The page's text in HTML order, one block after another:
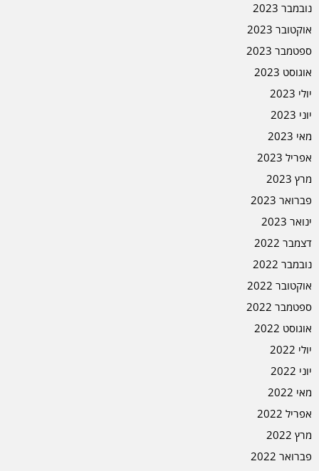
נובמבר 2023
אוקטובר 2023
ספטמבר 2023
אוגוסט 2023
יולי 2023
יוני 2023
מאי 2023
אפריל 2023
מרץ 2023
פברואר 2023
ינואר 2023
דצמבר 2022
נובמבר 2022
אוקטובר 2022
ספטמבר 2022
אוגוסט 2022
יולי 2022
יוני 2022
מאי 2022
אפריל 2022
מרץ 2022
פברואר 2022